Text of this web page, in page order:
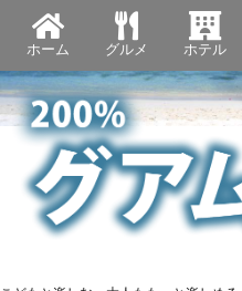
ホーム グルメ ホテル